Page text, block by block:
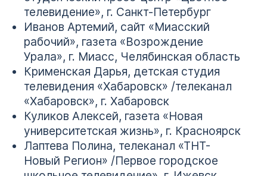
телевидение», г. Санкт-Петербург
Иванов Артемий, сайт «Миасский
рабочий», газета «Возрождение
Урала», г. Миасс, Челябинская область
Крименская Дарья, детская студия
телевидения «Хабаровск» /телеканал
«Хабаровск», г. Хабаровск
Куликов Алексей, газета «Новая
университетская жизнь», г. Красноярск
Лаптева Полина, телеканал «ТНТ-
Новый Регион» /Первое городское